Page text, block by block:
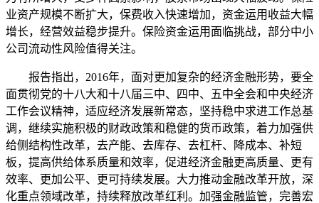
业资产规模不断扩大，保费收入快速增加，资金运用收益大幅
增长，经营效益稳步提升。保险资金运用面临挑战，部分中小
公司流动性风险值得关注。
报告指出，2016年，面对更加复杂的经济金融形势，要全
面贯彻党的十八大和十八届三中、四中、五中全会和中央经济
工作会议精神，适应经济发展新常态，坚持稳中求进工作总基
调，继续实施积极的财政政策和稳健的货币政策，着力加强供
给侧结构性改革，去产能、去库存、去杠杆、降成本、补短
板，提高供给体系质量和效率，促进经济金融更高质量、更有
效率、更加公平、更可持续发展。大力推动金融改革开放，深
化重点领域改革，持续释放改革红利。加强金融监管，完善宏